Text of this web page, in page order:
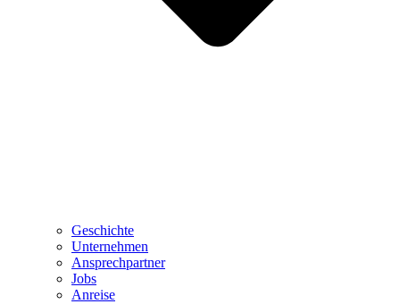
Geschichte
Unternehmen
Ansprechpartner
Jobs
Anreise